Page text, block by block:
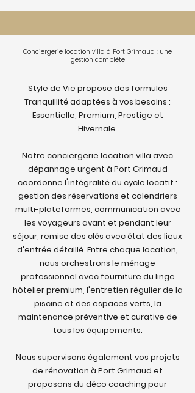
Conciergerie location villa à Port Grimaud : une
gestion complète
Style de Vie propose des formules
Tranquillité adaptées à vos besoins :
Essentielle, Premium, Prestige et
Hivernale.
Notre conciergerie location villa avec
dépannage urgent à Port Grimaud
coordonne l'intégralité du cycle locatif :
gestion des réservations et calendriers
multi-plateformes, communication avec
les voyageurs avant et pendant leur
séjour, remise des clés avec état des lieux
d'entrée détaillé. Entre chaque location,
nous orchestrons le ménage
professionnel avec fourniture du linge
hôtelier premium, l'entretien régulier de la
piscine et des espaces verts, la
maintenance préventive et curative de
tous les équipements.
Nous supervisons également vos projets
de rénovation à Port Grimaud et
proposons du déco coaching pour